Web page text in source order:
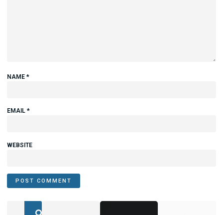
NAME *
EMAIL *
WEBSITE